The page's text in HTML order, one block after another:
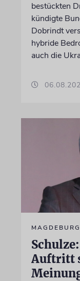
bestückten
kündigte
Dobrindt
hybride
auch die
Auftritt